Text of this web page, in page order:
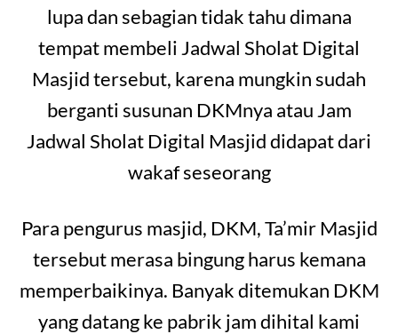
lupa dan sebagian tidak tahu dimana
tempat membeli Jadwal Sholat Digital
Masjid tersebut, karena mungkin sudah
berganti susunan DKMnya atau Jam
Jadwal Sholat Digital Masjid didapat dari
wakaf seseorang
Para pengurus masjid, DKM, Ta’mir Masjid
tersebut merasa bingung harus kemana
memperbaikinya. Banyak ditemukan DKM
yang datang ke pabrik jam dihital kami